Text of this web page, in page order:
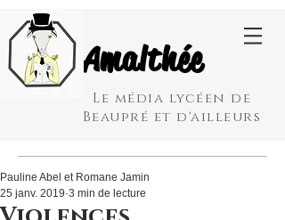
Amalthée
Le média lycéen de
Beaupré et d'ailleurs
Pauline Abel et Romane Jamin
25 janv. 2019 3 min de lecture